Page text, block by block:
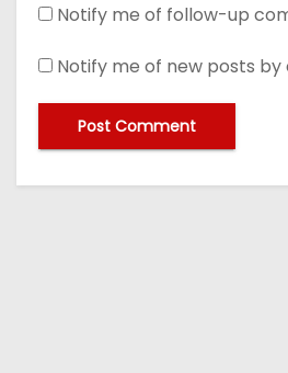
Notify me of follow-up
Notify me of new posts by